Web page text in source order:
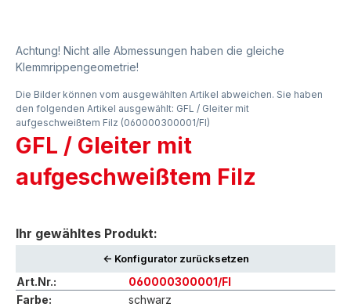
Achtung! Nicht alle Abmessungen haben die gleiche
Klemmrippengeometrie!
Die Bilder können vom ausgewählten Artikel abweichen. Sie haben
den folgenden Artikel ausgewählt: GFL / Gleiter mit
aufgeschweißtem Filz (060000300001/FI)
GFL / Gleiter mit
aufgeschweißtem Filz
Ihr gewähltes Produkt:
<- Konfigurator zurücksetzen
Art.Nr.:
060000300001/FI
Farbe:
schwarz